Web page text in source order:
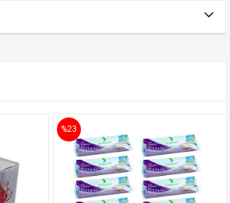
%23